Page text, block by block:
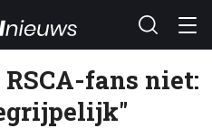
fans niet: